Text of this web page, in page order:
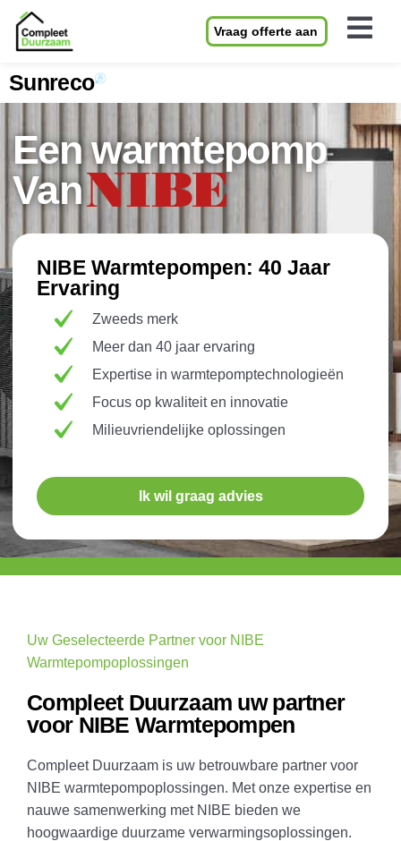
Vraag offerte aan
Sunreco
Een warmtepomp
Van
NIBE Warmtepompen: 40 Jaar
Ervaring
Zweeds merk
Meer dan 40 jaar ervaring
Expertise in warmtepomptechnologieën
Focus op kwaliteit en innovatie
Milieuvriendelijke oplossingen
Ik wil graag advies
Uw Geselecteerde Partner voor NIBE
Warmtepompoplossingen
Compleet Duurzaam uw partner
voor NIBE Warmtepompen
Compleet Duurzaam is uw betrouwbare partner voor
NIBE warmtepompoplossingen. Met onze expertise en
nauwe samenwerking met NIBE bieden we
hoogwaardige duurzame verwarmingsoplossingen.